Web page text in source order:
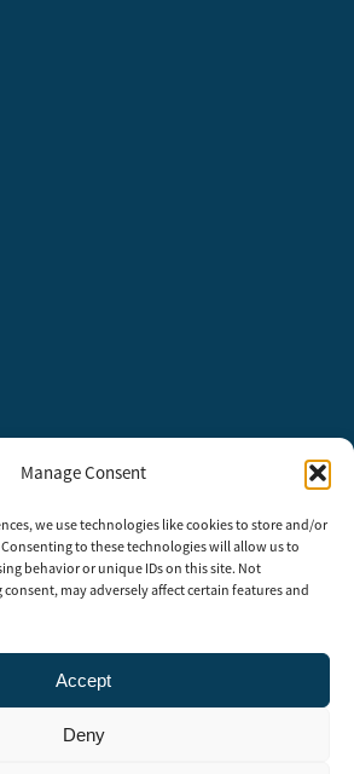
Manage Consent
we use technologies like cookies to store and/or
to these technologies will allow us to
behavior or unique IDs on this site. Not
may adversely affect certain features and
Accept
Deny
stimulera, utveckla och informera om